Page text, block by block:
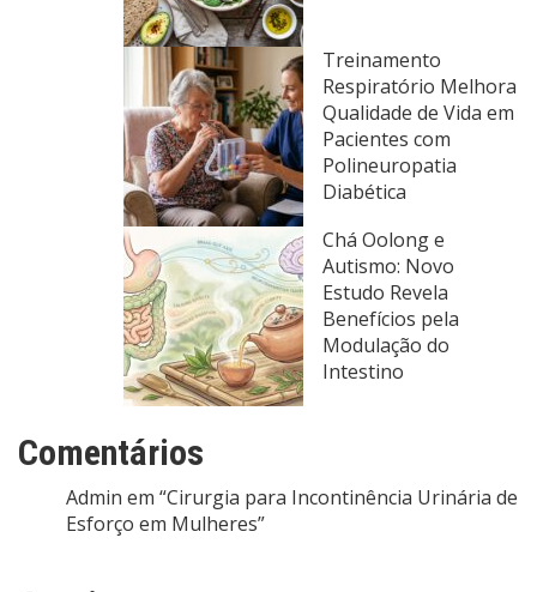
Treinamento
Respiratório Melhora
Qualidade de Vida em
Pacientes com
Polineuropatia
Diabética
Chá Oolong e
Autismo: Novo
Estudo Revela
Benefícios pela
Modulação do
Intestino
Comentários
Admin em “Cirurgia para Incontinência Urinária de
Esforço em Mulheres”